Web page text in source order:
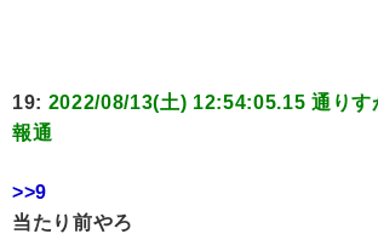
19: 2022/08/13(土) 12:54:05.15 通りす
報通
>>9
当たり前やろ